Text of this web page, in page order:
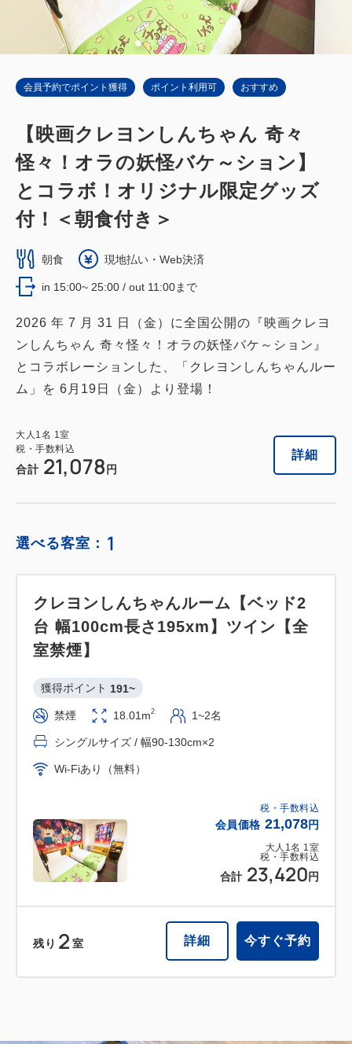
会員予約でポイント獲得 ポイント利用可 おすすめ
【映画クレヨンしんちゃん 奇々
怪々！オラの妖怪バケ～ション】
とコラボ！オリジナル限定グッズ
付！＜朝食付き＞
朝食 現地払い・Web決済
in 15:00~ 25:00 / out 11:00まで
2026 年 7 月 31 日（金）に全国公開の『映画クレヨ
ンしんちゃん 奇々怪々！オラの妖怪バケ～ション』
とコラボレーションした、「クレヨンしんちゃんルー
ム」を 6月19日（金）より登場！
大人 1名 1室
税・手数料込
合計 21,078 円
詳細
選べる客室： 1
税・手数料込
会員価格 21,078円
大人 1名 1室
税・手数料込
合計 23,420 円
クレヨンしんちゃんルーム【ベッド2
台 幅100cm長さ195xm】ツイン【全
室禁煙】
獲得ポイント 191~
禁煙 18.01m2 1~2名
シングルサイズ / 幅90-130cm×2
Wi-Fiあり（無料）
残り 2 室 詳細 今すぐ予約